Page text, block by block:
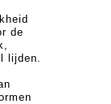
de
lijden.